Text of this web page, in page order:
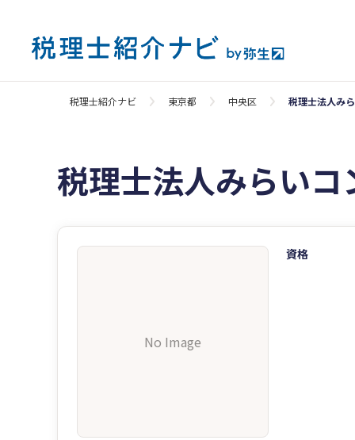
税理士紹介ナビ 東京都 中央区 税理士法人み
税理士法人みらい
No Image
資格